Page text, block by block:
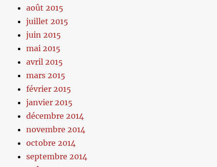
août 2015
juillet 2015
juin 2015
mai 2015
avril 2015
mars 2015
février 2015
janvier 2015
décembre 2014
novembre 2014
octobre 2014
septembre 2014